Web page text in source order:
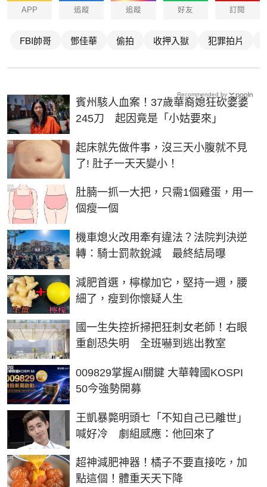
APP 追蹤 追蹤 好友 訂閱
FBI帥哥 鄧佳華 偷拍 收押入獄 犯罪拍片
賓州駭人血案！37歲華裔媳狂砍婆婆
245刀 起因竟是「小姑要來」
起床就先做件事，沒三天小腹就不見
了! 肚子一天天變小！
PR
肚腩一抓一大把，只需1個雞蛋，用一
個瘦一個
PR
機車熄火改用牽有違法？法院判決逆
轉：騎士罰款銳減 最終結局曝
減肥首選，檸檬加它，堅持一週，腰
細了，瘦到你懷疑人生
PR
國一生失控折掃把狂刺女老師！右眼
重創恐失明 全班嚇到逃出教室
009829掌握AI關鍵 大華韓國KOSPI
50今強勢開募
PR
王凱暴斃明頭七「不知自己已離世」
喊好冷 劇組感應：他回來了
超神減肥神器！橘子不要直接吃，加
點這個！體重天天下降
PR
Recommended by